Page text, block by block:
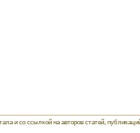
и со ссылкой на авторов статей,